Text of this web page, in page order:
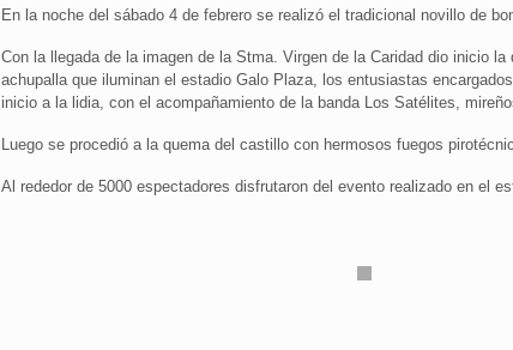
En la noche del sábado 4 de febrero se realizó el tradicional novillo de
Con la llegada de la imagen de la Stma. Virgen de la Caridad dio inicio
achupalla que iluminan el estadio Galo Plaza, los entusiastas
inicio a la lidia, con el acompañamiento de la banda Los Satélites,
Luego se procedió a la quema del castillo con hermosos fuegos
Al rededor de 5000 espectadores disfrutaron del evento realizado en el